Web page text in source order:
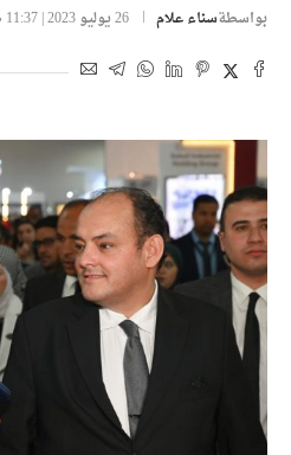
بواسطةسناء علام 26 يوليو 2023 | 11:37 ص